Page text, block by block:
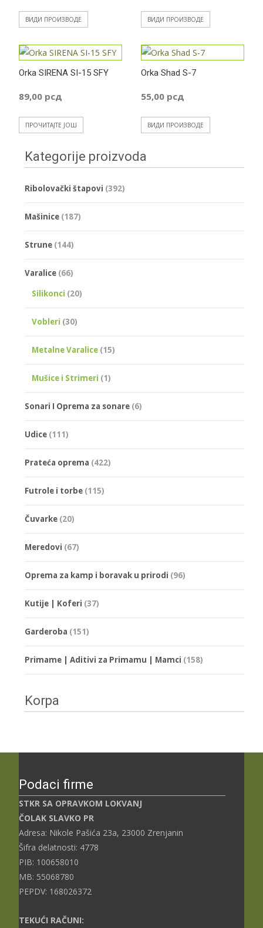
ВИДИ ПРОИЗВОДЕ ВИДИ ПРОИЗВОДЕ
Orka SIRENA SI-15 SFY
89,00 рсд
ПРОЧИТАЈТЕ ЈОШ
Orka Shad S-7
55,00 рсд
ВИДИ ПРОИЗВОДЕ
Kategorije proizvoda
Ribolovački štapovi (392)
Mašinice (187)
Strune (144)
Varalice (66)
Silikonci (20)
Vobleri (30)
Metalne Varalice (15)
Mušice i Strimeri (1)
Sonari I Oprema za sonare (6)
Udice (111)
Prateća oprema (422)
Futrole i torbe (115)
Čuvarke (20)
Meredovi (67)
Oprema za kamp i boravak u prirodi (96)
Kutije | Koferi (37)
Garderoba (151)
Primame | Aditivi za Primamu | Mamci (158)
Korpa
Podaci firme
STKR SA OPRAVKOM LOKVANJ
ČOLAK SLAVKO PR
Adresa: Nikole Pašića 23a, 23000 Zrenjanin
Šifra delatnosti: 4778
PIB: 100658010
MB: 55068780
PEPDV: 168026372
TEKUĆI RAČUNI: